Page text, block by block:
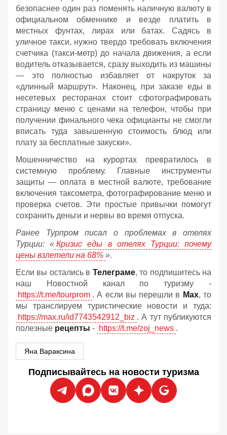
безопаснее один раз поменять наличную валюту в
официальном обменнике и везде платить в
местных фунтах, лирах или батах. Садясь в
уличное такси, нужно твердо требовать включения
счетчика (такси-метр) до начала движения, а если
водитель отказывается, сразу выходить из машины
— это полностью избавляет от накруток за
«длинный маршрут». Наконец, при заказе еды в
несетевых ресторанах стоит сфотографировать
страницу меню с ценами на телефон, чтобы при
получении финального чека официанты не смогли
вписать туда завышенную стоимость блюд или
плату за бесплатные закуски».
Мошенничество на курортах превратилось в
системную проблему. Главные инструменты
защиты — оплата в местной валюте, требование
включения таксометра, фотографирование меню и
проверка счетов. Эти простые привычки помогут
сохранить деньги и нервы во время отпуска.
Ранее Турпром писал о проблемах в отелях
Турции: « Кризис еды в отелях Турции: почему
цены взлетели на 68% ».
Если вы остались в Телеграме, то подпишитесь на
наш Новостной канал по туризму -
https://t.me/tourprom . А если вы перешли в Мах, то
мы транслируем туристические новости и туда:
https://max.ru/id7743542912_biz . А тут публикуются
полезные рецепты - https://t.me/zoj_news .
Яна Вараксина
Подписывайтесь на новости туризма